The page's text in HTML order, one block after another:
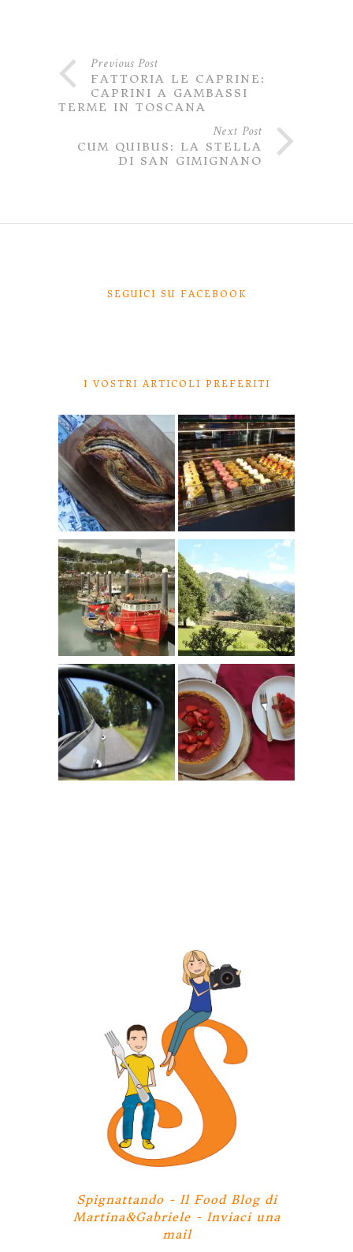
Previous Post
FATTORIA LE CAPRINE:
CAPRINI A GAMBASSI
TERME IN TOSCANA
Next Post
CUM QUIBUS: LA STELLA
DI SAN GIMIGNANO
SEGUICI SU FACEBOOK
I VOSTRI ARTICOLI PREFERITI
Spignattando - Il Food Blog di
Martina&Gabriele - Inviaci una
mail